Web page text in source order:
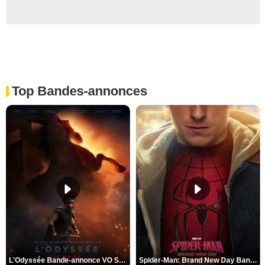
Top Bandes-annonces
L'Odyssée Bande-annonce VO STFR Spider-Man: Brand New Day Bande-annonce VO STFR